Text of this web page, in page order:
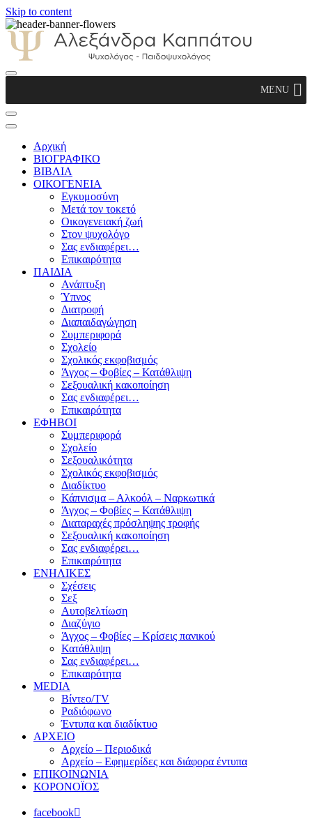
Skip to content
Παιδοψυχολόγος
MENU
Αρχική
ΒΙΟΓΡΑΦΙΚΟ
ΒΙΒΛΙΑ
ΟΙΚΟΓΕΝΕΙΑ
Εγκυμοσύνη
Μετά τον τοκετό
Οικογενειακή ζωή
Στον ψυχολόγο
Σας ενδιαφέρει…
Επικαιρότητα
ΠΑΙΔΙΑ
Ανάπτυξη
Ύπνος
Διατροφή
Διαπαιδαγώγηση
Συμπεριφορά
Σχολείο
Σχολικός εκφοβισμός
Άγχος – Φοβίες – Κατάθλιψη
Σεξουαλική κακοποίηση
Σας ενδιαφέρει…
Επικαιρότητα
ΕΦΗΒΟΙ
Συμπεριφορά
Σχολείο
Σεξουαλικότητα
Σχολικός εκφοβισμός
Διαδίκτυο
Κάπνισμα – Αλκοόλ – Ναρκωτικά
Άγχος – Φοβίες – Κατάθλιψη
Διαταραχές πρόσληψης τροφής
Σεξουαλική κακοποίηση
Σας ενδιαφέρει…
Επικαιρότητα
ΕΝΗΛΙΚΕΣ
Σχέσεις
Σεξ
Αυτοβελτίωση
Διαζύγιο
Άγχος – Φοβίες – Κρίσεις πανικού
Κατάθλιψη
Σας ενδιαφέρει…
Επικαιρότητα
MEDIA
Βίντεο/TV
Ραδιόφωνο
Έντυπα και διαδίκτυο
ΑΡΧΕΙΟ
Αρχείο – Περιοδικά
Αρχείο – Εφημερίδες και διάφορα έντυπα
ΕΠΙΚΟΙΝΩΝΙΑ
ΚΟΡΟΝΟΪΟΣ
facebook